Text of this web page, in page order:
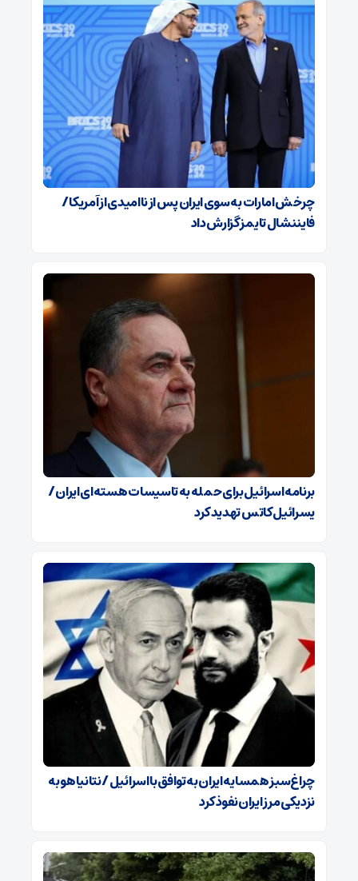
چرخش امارات به سوی ایران پس از ناامیدی از آمریکا /
فایننشال تایمز گزارش داد
برنامه اسرائیل برای حمله به تاسیسات هسته‌ای ایران /
یسرائیل کاتس تهدید کرد
چراغ‌سبز همسایه ایران به توافق با اسرائیل / نتانیاهو به
نزدیکی مرز ایران نفوذ کرد